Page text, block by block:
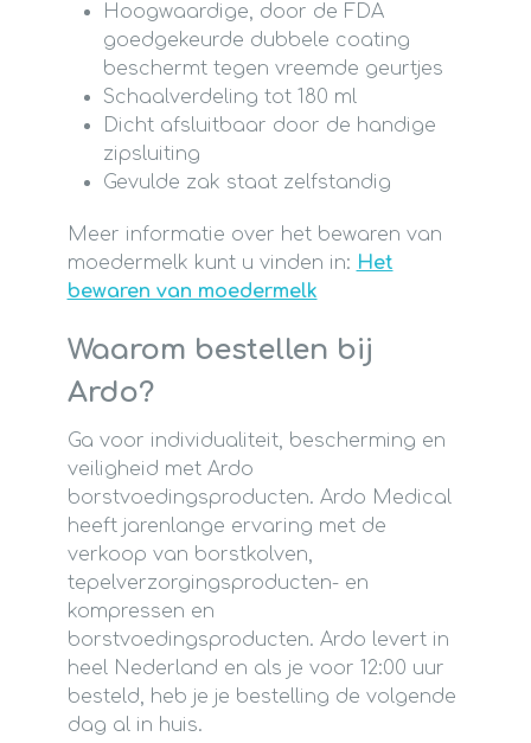
Hoogwaardige, door de FDA
goedgekeurde dubbele coating
beschermt tegen vreemde geurtjes
Schaalverdeling tot 180 ml
Dicht afsluitbaar door de handige
zipsluiting
Gevulde zak staat zelfstandig
Meer informatie over het bewaren van
moedermelk kunt u vinden in: Het
bewaren van moedermelk
Waarom bestellen bij
Ardo?
Ga voor individualiteit, bescherming en
veiligheid met Ardo
borstvoedingsproducten. Ardo Medical
heeft jarenlange ervaring met de
verkoop van borstkolven,
tepelverzorgingsproducten- en
kompressen en
borstvoedingsproducten. Ardo levert in
heel Nederland en als je voor 12:00 uur
besteld, heb je je bestelling de volgende
dag al in huis.